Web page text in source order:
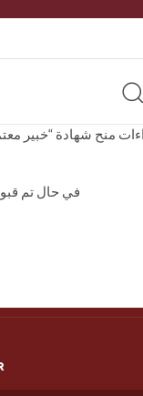
منح شهادة “خبير
في حال تم